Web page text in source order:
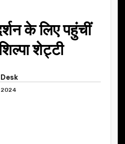
के लिए पहुंचीं
शेट्टी
2024